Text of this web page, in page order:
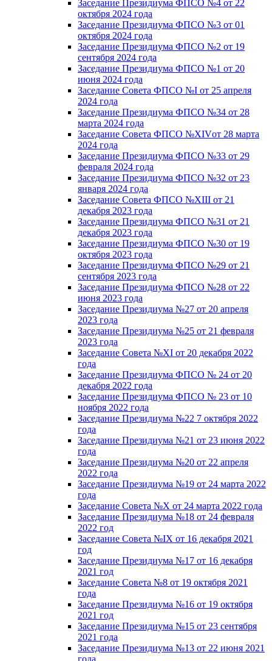
Заседание Президиума ФПСО №4 от 22
октября 2024 года
Заседание Президиума ФПСО №3 от 01
октября 2024 года
Заседание Президиума ФПСО №2 от 19
сентября 2024 года
Заседание Президиума ФПСО №1 от 20
июня 2024 года
Заседание Совета ФПСО №I от 25 апреля
2024 года
Заседание Президиума ФПСО №34 от 28
марта 2024 года
Заседание Совета ФПСО №XIVот 28 марта
2024 года
Заседание Президиума ФПСО №33 от 29
февраля 2024 года
Заседание Президиума ФПСО №32 от 23
января 2024 года
Заседание Совета ФПСО №XIII от 21
декабря 2023 года
Заседание Президиума ФПСО №31 от 21
декабря 2023 года
Заседание Президиума ФПСО №30 от 19
октября 2023 года
Заседание Президиума ФПСО №29 от 21
сентября 2023 года
Заседание Президиума ФПСО №28 от 22
июня 2023 года
Заседание Президиума №27 от 20 апреля
2023 года
Заседание Президиума №25 от 21 февраля
2023 года
Заседание Совета №XI от 20 декабря 2022
года
Заседание Президиума ФПСО № 24 от 20
декабря 2022 года
Заседание Президиума ФПСО № 23 от 10
ноября 2022 года
Заседание Президиума №22 7 октября 2022
года
Заседание Президиума №21 от 23 июня 2022
года
Заседание Президиума №20 от 22 апреля
2022 года
Заседание Президиума №19 от 24 марта 2022
года
Заседание Совета №X от 24 марта 2022 года
Заседание Президиума №18 от 24 февраля
2022 год
Заседание Совета №IX от 16 декабря 2021
год
Заседание Президиума №17 от 16 декабря
2021 год
Заседание Совета №8 от 19 октября 2021
года
Заседание Президиума №16 от 19 октября
2021 год
Заседание Президиума №15 от 23 сентября
2021 года
Заседание Президиума №13 от 22 июня 2021
года